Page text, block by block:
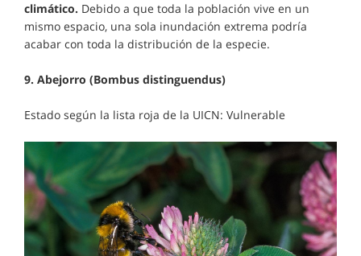
climático. Debido a que toda la población vive en un
mismo espacio, una sola inundación extrema podría
acabar con toda la distribución de la especie.
9. Abejorro (Bombus distinguendus)
Estado según la lista roja de la UICN: Vulnerable